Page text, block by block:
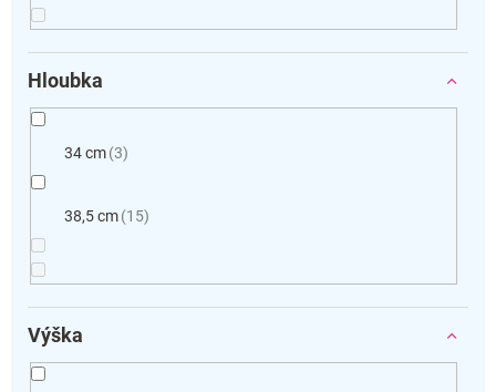
Hloubka
34 cm 3
38,5 cm 15
Výška